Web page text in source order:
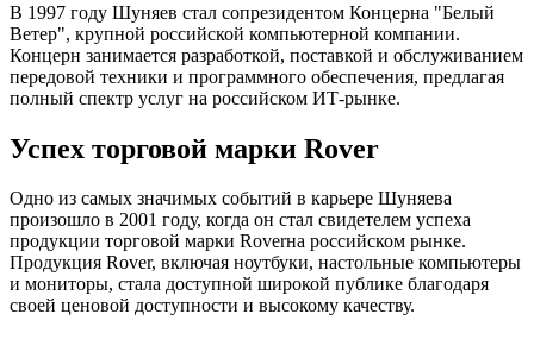
В 1997 году Шуняев стал сопрезидентом Концерна "Белый
Ветер", крупной российской компьютерной компании.
Концерн занимается разработкой, поставкой и обслуживанием
передовой техники и программного обеспечения, предлагая
полный спектр услуг на российском ИТ-рынке.
Успех торговой марки Rover
Одно из самых значимых событий в карьере Шуняева
произошло в 2001 году, когда он стал свидетелем успеха
продукции торговой марки Roverна российском рынке.
Продукция Rover, включая ноутбуки, настольные компьютеры
и мониторы, стала доступной широкой публике благодаря
своей ценовой доступности и высокому качеству.